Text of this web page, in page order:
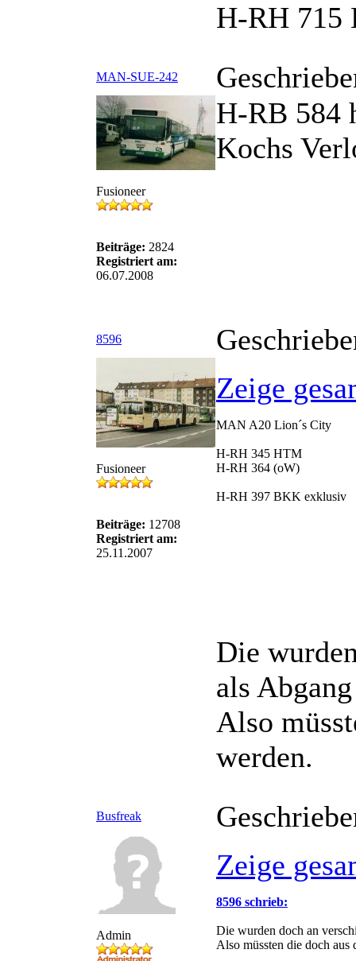
H-RH 715
MAN-SUE-242
Fusioneer
Beiträge: 2824
Registriert am:
06.07.2008
H-RB 584
Kochs
8596
Fusioneer
Beiträge: 12708
Registriert am:
25.11.2007
Zeige
MAN A20 Lion´s City
H-RH 345 HTM
H-RH 364 (oW)
H-RH 397 BKK exklusiv
Die
als
Also
werden.
Busfreak
Admin
Zeige
8596 schrieb:
Die wurden doch an
Also müssten die doch